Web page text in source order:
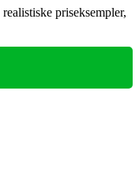
priseksempler,